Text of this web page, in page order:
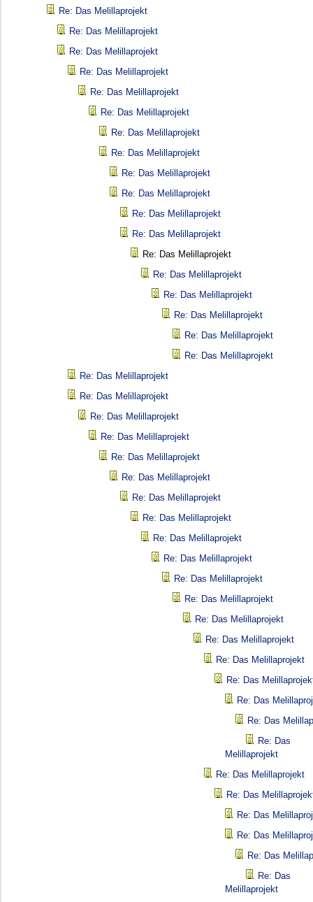
Re: Das Melillaprojekt
Re: Das Melillaprojekt
Re: Das Melillaprojekt
Re: Das Melillaprojekt
Re: Das Melillaprojekt
Re: Das Melillaprojekt
Re: Das Melillaprojekt
Re: Das Melillaprojekt
Re: Das Melillaprojekt
Re: Das Melillaprojekt
Re: Das Melillaprojekt
Re: Das Melillaprojekt
Re: Das Melillaprojekt
Re: Das Melillaprojekt
Re: Das Melillaprojekt
Re: Das Melillaprojekt
Re: Das Melillaprojekt
Re: Das Melillaprojekt
Re: Das Melillaprojekt
Re: Das Melillaprojekt
Re: Das Melillaprojekt
Re: Das Melillaprojekt
Re: Das Melillaprojekt
Re: Das Melillaprojekt
Re: Das Melillaprojekt
Re: Das Melillaprojekt
Re: Das Melillaprojekt
Re: Das Melillaprojekt
Re: Das Melillaprojekt
Re: Das Melillaprojekt
Re: Das Melillaprojekt
Re: Das Melillaprojekt
Re: Das Melillaprojekt
Re: Das
Re: Das
Re: Das
Re: Das
Melillaprojekt
Re: Das Melillaprojekt
Re: Das
Re: Das
Re: Das
Re: Das
Re: Das
Melillaprojekt